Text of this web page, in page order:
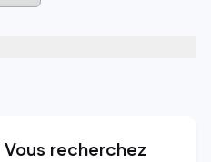
Vous recherchez